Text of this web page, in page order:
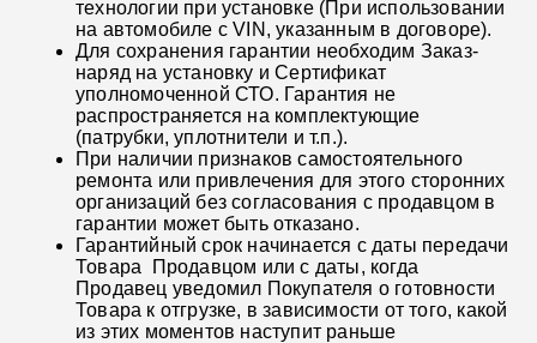
технологии при установке (При использовании
на автомобиле с VIN, указанным в договоре).
Для сохранения гарантии необходим Заказ-
наряд на установку и Сертификат
уполномоченной СТО. Гарантия не
распространяется на комплектующие
(патрубки, уплотнители и т.п.).
При наличии признаков самостоятельного
ремонта или привлечения для этого сторонних
организаций без согласования с продавцом в
гарантии может быть отказано.
Гарантийный срок начинается с даты передачи
Товара Продавцом или с даты, когда
Продавец уведомил Покупателя о готовности
Товара к отгрузке, в зависимости от того, какой
из этих моментов наступит раньше